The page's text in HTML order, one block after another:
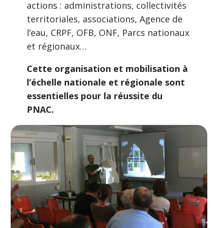
actions : administrations, collectivités
territoriales, associations, Agence de
l’eau, CRPF, OFB, ONF, Parcs nationaux
et régionaux…
Cette organisation et mobilisation à
l’échelle nationale et régionale sont
essentielles pour la réussite du
PNAC.